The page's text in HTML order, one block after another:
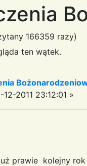
166359 razy)
ten wątek.
12-2011 23:12:01 »
prawie kolejny